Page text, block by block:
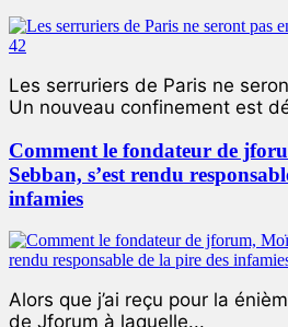
Les serruriers de Paris ne
Un nouveau confinement est
Comment le fondateur de
Sebban, s’est rendu
infamies
Alors que j’ai reçu pour la
de Jforum à laquelle...